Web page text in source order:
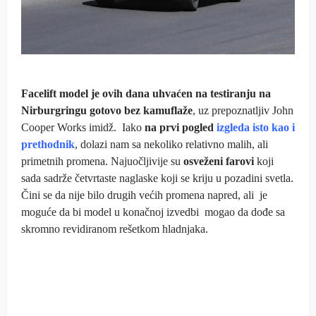
Facelift model je ovih dana uhvaćen na testiranju na
Nirburgringu gotovo bez kamuflaže, uz prepoznatljiv John
Cooper Works imidž. Iako na prvi pogled izgleda isto kao i
prethodnik, dolazi nam sa nekoliko relativno malih, ali
primetnih promena. Najuočljivije su osveženi farovi koji
sada sadrže četvrtaste naglaske koji se kriju u pozadini svetla.
Čini se da nije bilo drugih većih promena napred, ali je
moguće da bi model u konačnoj izvedbi mogao da dođe sa
skromno revidiranom rešetkom hladnjaka.